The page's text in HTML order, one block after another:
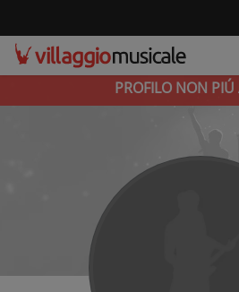
PROFILO NON PIÚ